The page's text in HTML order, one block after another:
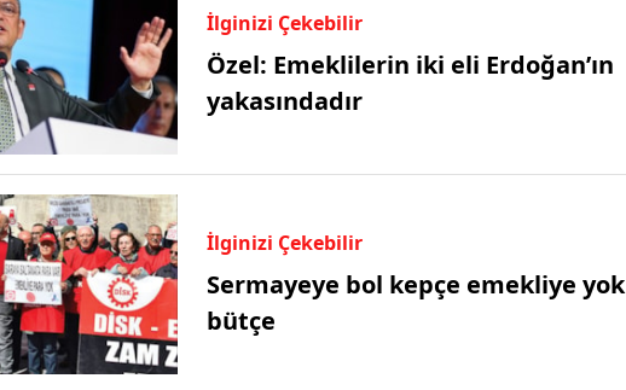
İlginizi Çekebilir
Özel: Emeklilerin iki eli Erdoğan’ın
yakasındadır
İlginizi Çekebilir
Sermayeye bol kepçe emekliye yok
bütçe